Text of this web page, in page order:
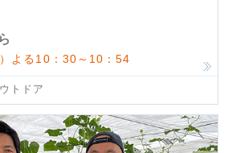
よる10：30～10：54
トドア